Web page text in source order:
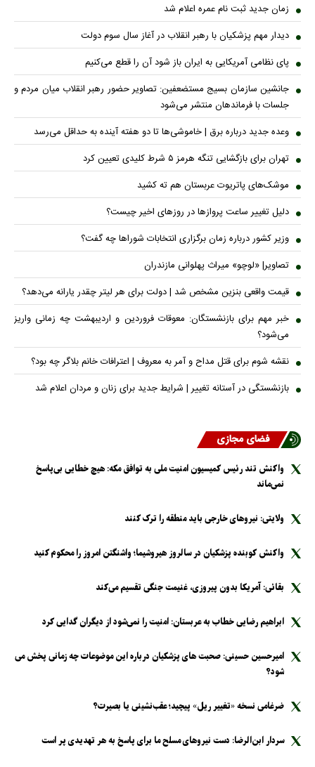
زمان جدید ثبت نام عمره اعلام شد
دیدار مهم پزشکیان با رهبر انقلاب در آغاز سال سوم دولت
پای نظامی آمریکایی به ایران باز شود آن را قطع می‌کنیم
جانشین سازمان بسیج مستضعفین: تصاویر حضور رهبر انقلاب میان مردم و
جلسات با فرماندهان منتشر می‌شود
وعده جدید درباره برق | خاموشی‌ها تا دو هفته آینده به حداقل می‌رسد
تهران برای بازگشایی تنگه هرمز ۵ شرط کلیدی تعیین کرد
موشک‌های پاتریوت عربستان هم ته‌ کشید
دلیل تغییر ساعت پروازها در روزهای اخیر چیست؟
وزیر کشور درباره زمان برگزاری انتخابات شورا‌ها چه گفت؟
تصاویر| «لوچو» میراث پهلوانی مازندران
قیمت واقعی بنزین مشخص شد | دولت برای هر لیتر چقدر یارانه می‌دهد؟
خبر مهم برای بازنشستگان: معوقات فروردین و اردیبهشت چه زمانی واریز
می‌شود؟
نقشه شوم برای قتل مداح و آمر به معروف | اعترافات خانم بلاگر چه بود؟
بازنشستگی در آستانه تغییر | شرایط جدید برای زنان و مردان اعلام شد
فضای مجازی
واکنش تند رئیس کمیسیون امنیت ملی به توافق مکه: هیچ خطایی بی‌پاسخ
نمی‌ماند
ولایتی: نیرو‌های خارجی باید منطقه را ترک کنند
واکنش کوبنده پزشکیان در سالروز هیروشیما؛ واشنگتن امروز را محکوم کنید
بقائی: آمریکا بدون پیروزی، غنیمت جنگی تقسیم می‌کند
ابراهیم رضایی خطاب به عربستان: امنیت را نمی‌شود از دیگران گدایی کرد
امیرحسین حسینی: صحبت های پزشکیان درباره این موضوعات چه زمانی پخش می
شود؟
ضرغامی نسخه «تغییر ریل» پیچید؛ عقب‌نشینی یا بصیرت؟
سردار ابن‌الرضا: دست نیرو‌های مسلح ما برای پاسخ به هر تهدیدی پر است